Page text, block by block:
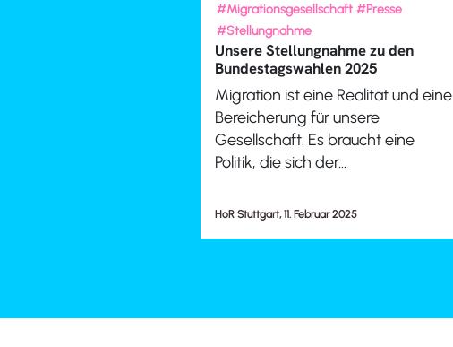
#Migrationsgesellschaft #Presse
#Stellungnahme
Unsere Stellungnahme zu den
Bundestagswahlen 2025
Migration ist eine Realität und eine
Bereicherung für unsere
Gesellschaft. Es braucht eine
Politik, die sich der...
HoR Stuttgart, 11. Februar 2025